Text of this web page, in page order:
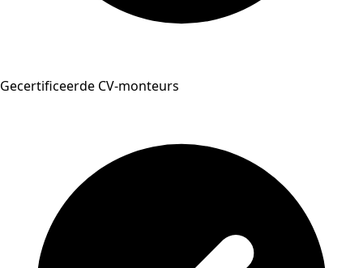
Gecertificeerde CV-monteurs